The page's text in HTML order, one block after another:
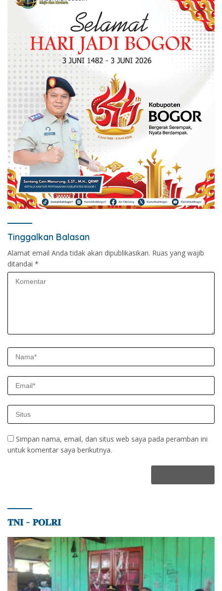
Tinggalkan Balasan
Alamat email Anda tidak akan dipublikasikan. Ruas yang wajib
ditandai *
Simpan nama, email, dan situs web saya pada peramban ini
untuk komentar saya berikutnya.
𝐓𝐍𝐈 – 𝐏𝐎𝐋𝐑𝐈